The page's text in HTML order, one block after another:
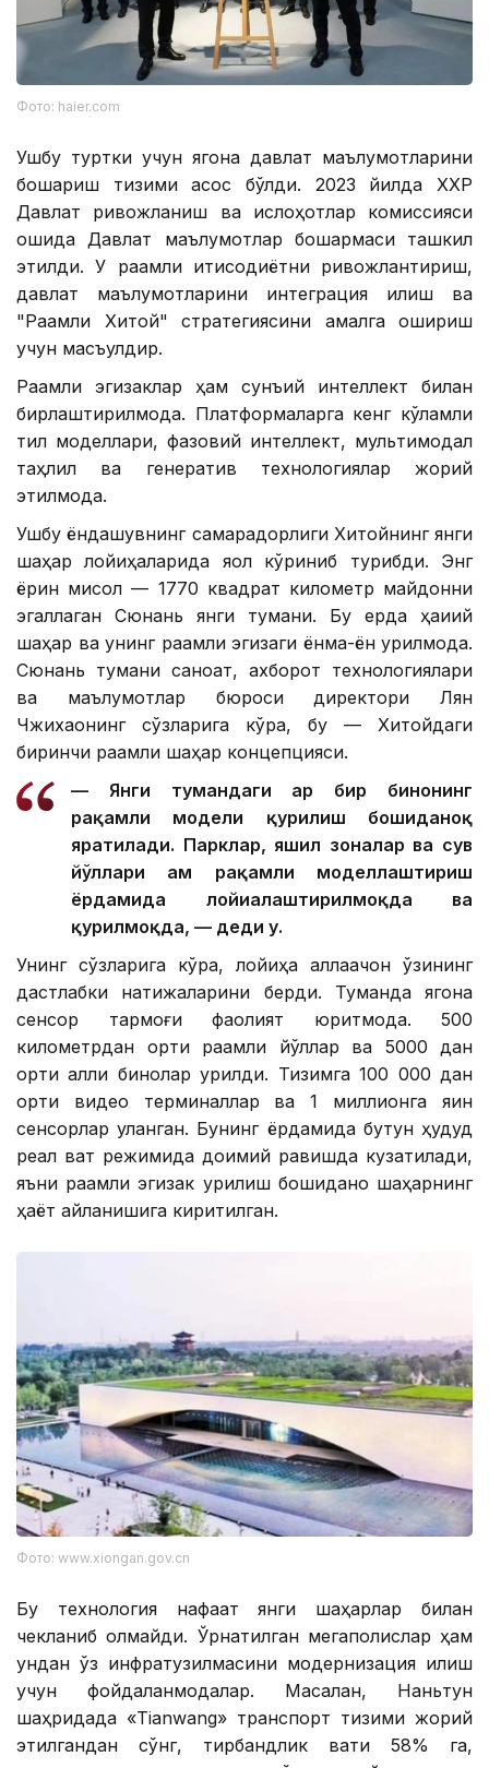
Фото: haier.com
Ушбу туртки учун ягона давлат маълумотларини
бошқариш тизими асос бўлди. 2023 йилда ХХР
Давлат ривожланиш ва ислоҳотлар комиссияси
қошида Давлат маълумотлар бошқармаси ташкил
этилди. У рақамли иқтисодиётни ривожлантириш,
давлат маълумотларини интеграция қилиш ва
"Рақамли Хитой" стратегиясини амалга ошириш
учун масъулдир.
Рақамли эгизаклар ҳам сунъий интеллект билан
бирлаштирилмоқда. Платформаларга кенг кўламли
тил моделлари, фазовий интеллект, мультимодал
таҳлил ва генератив технологиялар жорий
этилмоқда.
Ушбу ёндашувнинг самарадорлиги Хитойнинг янги
шаҳар лойиҳаларида яққол кўриниб турибди. Энг
ёрқин мисол — 1770 квадрат километр майдонни
эгаллаган Сюнань янги тумани. Бу ерда ҳақиқий
шаҳар ва унинг рақамли эгизаги ёнма-ён қурилмоқда.
Сюнань тумани саноат, ахборот технологиялари
ва маълумотлар бюроси директори Лян
Чжихаонинг сўзларига кўра, бу — Хитойдаги
биринчи рақамли шаҳар концепцияси.
— Янги тумандаги ҳар бир бинонинг
рақамли модели қурилиш бошиданоқ
яратилади. Парклар, яшил зоналар ва сув
йўллари ҳам рақамли моделлаштириш
ёрдамида лойиҳалаштирилмоқда ва
қурилмоқда, — деди у.
Унинг сўзларига кўра, лойиҳа аллақачон ўзининг
дастлабки натижаларини берди. Туманда ягона
сенсор тармоғи фаолият юритмоқда. 500
километрдан ортиқ рақамли йўллар ва 5000 дан
ортиқ ақлли бинолар қурилди. Тизимга 100 000 дан
ортиқ видео терминаллар ва 1 миллионга яқин
сенсорлар уланган. Бунинг ёрдамида бутун ҳудуд
реал вақт режимида доимий равишда кузатилади,
яъни рақамли эгизак қурилиш бошиданоқ шаҳарнинг
ҳаёт айланишига киритилган.
Фото: www.xiongan.gov.cn
Бу технология нафақат янги шаҳарлар билан
чекланиб қолмайди. Ўрнатилган мегаполислар ҳам
ундан ўз инфратузилмасини модернизация қилиш
учун фойдаланмоқдалар. Масалан, Наньтун
шаҳридада «Tianwang» транспорт тизими жорий
этилгандан сўнг, тирбандлик вақти 58% га,